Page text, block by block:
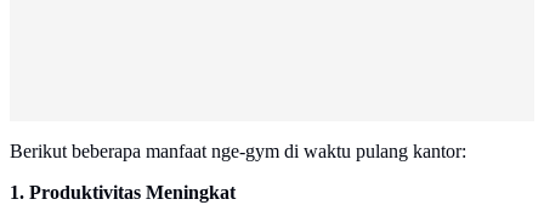
Berikut beberapa manfaat nge-gym di waktu pulang kantor:
1. Produktivitas Meningkat